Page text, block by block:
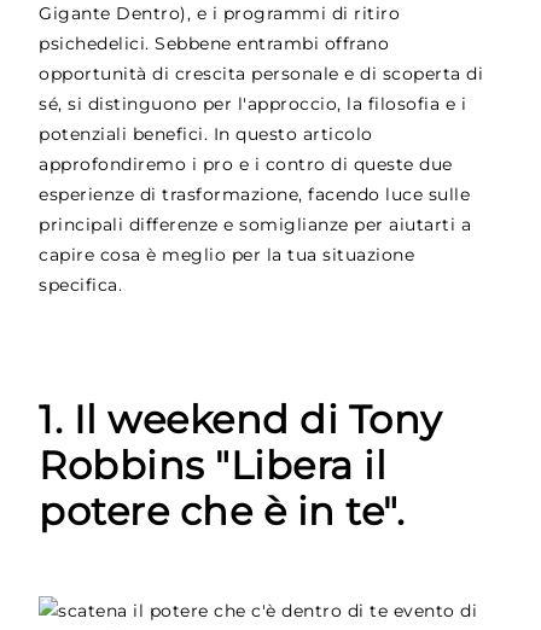
Gigante Dentro), e i programmi di ritiro
psichedelici. Sebbene entrambi offrano
opportunità di crescita personale e di scoperta di
sé, si distinguono per l'approccio, la filosofia e i
potenziali benefici. In questo articolo
approfondiremo i pro e i contro di queste due
esperienze di trasformazione, facendo luce sulle
principali differenze e somiglianze per aiutarti a
capire cosa è meglio per la tua situazione
specifica.
1. Il weekend di Tony
Robbins "Libera il
potere che è in te".